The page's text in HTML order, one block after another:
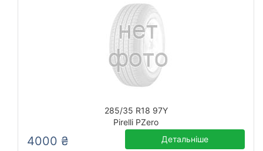
285/35 R18 97Y
Pirelli PZero
4000 ₴ Детальніше